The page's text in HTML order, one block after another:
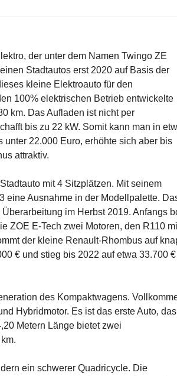
der unter dem Namen Twingo ZE
Stadtautos erst 2020 auf Basis der
kleine Elektroauto für den
100% elektrischen Betrieb entwickelte
km. Das Aufladen ist nicht per
bis zu 22 kW. Somit kann man in
22.000 Euro, erhöhte sich aber bis
attraktiv.
mit 4 Sitzplätzen. Mit seinem
eine Ausnahme in der Modellpalette.
im Herbst 2019. Anfangs
ZOE E-Tech zwei Motoren, den R110
der kleine Renault-Rhombus auf
€ und stieg bis 2022 auf etwa 33.700 €
des Kompaktwagens.
Hybridmotor. Es ist das erste Auto, das
Metern Länge bietet zwei
ein schwerer Quadricycle. Die